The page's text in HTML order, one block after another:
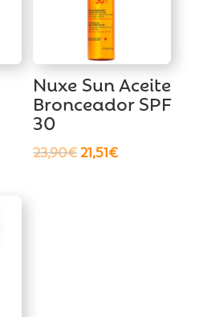
Nuxe Sun Aceite
Bronceador SPF
30
23,90€El
21,51€El